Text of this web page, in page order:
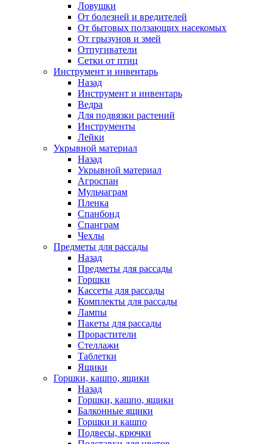
Ловушки
От болезней и вредителей
От бытовых ползающих насекомых
От грызунов и змей
Отпугиватели
Сетки от птиц
Инструмент и инвентарь
Назад
Инструмент и инвентарь
Ведра
Для подвязки растений
Инструменты
Лейки
Укрывной материал
Назад
Укрывной материал
Агроспан
Мульчаграм
Пленка
Спанбонд
Спанграм
Чехлы
Предметы для рассады
Назад
Предметы для рассады
Горшки
Кассеты для рассады
Комплекты для рассады
Лампы
Пакеты для рассады
Прорастители
Стеллажи
Таблетки
Ящики
Горшки, кашпо, ящики
Назад
Горшки, кашпо, ящики
Балконные ящики
Горшки и кашпо
Подвесы, крючки